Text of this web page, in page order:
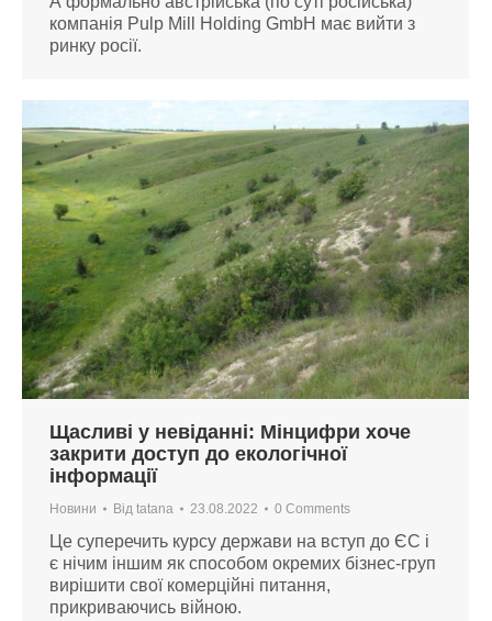
компанія Pulp Mill Holding GmbH має вийти з
ринку росії.
Щасливі у невіданні: Мінцифри хоче
закрити доступ до екологічної
інформації
Новини Від tatana 23.08.2022 0 Comments
Це суперечить курсу держави на вступ до ЄС і
є нічим іншим як способом окремих бізнес-груп
вирішити свої комерційні питання,
прикриваючись війною.